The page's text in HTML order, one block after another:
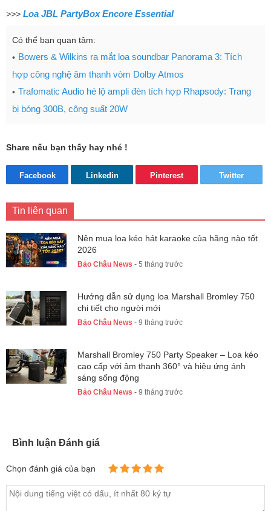
>>> Loa JBL PartyBox Encore Essential
Có thể bạn quan tâm:
Bowers & Wilkins ra mắt loa soundbar Panorama 3: Tích
hợp công nghệ âm thanh vòm Dolby Atmos
Trafomatic Audio hé lộ ampli đèn tích hợp Rhapsody: Trang
bị bóng 300B, công suất 20W
Share nếu bạn thấy hay nhé !
Facebook Linkedin Pinterest Twitter
Tin liên quan
Nên mua loa kéo hát karaoke của hãng nào tốt
2026
Bảo Châu News - 5 tháng trước
Hướng dẫn sử dụng loa Marshall Bromley 750
chi tiết cho người mới
Bảo Châu News - 9 tháng trước
Marshall Bromley 750 Party Speaker – Loa kéo
cao cấp với âm thanh 360° và hiệu ứng ánh
sáng sống động
Bảo Châu News - 9 tháng trước
Bình luận Đánh giá
Chọn đánh giá của bạn